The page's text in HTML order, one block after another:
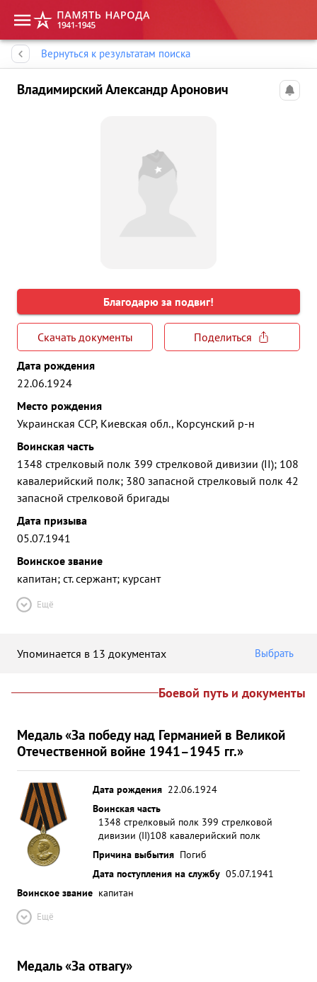
Вернуться к результатам поиска
Владимирский Александр Аронович
Благодарю за подвиг!
Скачать документы
Поделиться
Дата рождения
22.06.1924
Место рождения
Украинская ССР, Киевская обл., Корсунский р-н
Воинская часть
1348 стрелковый полк 399 стрелковой дивизии (II); 108
кавалерийский полк; 380 запасной стрелковый полк 42
запасной стрелковой бригады
Дата призыва
05.07.1941
Воинское звание
капитан; ст. сержант; курсант
Ещё
Упоминается в 13 документах Выбрать
Боевой путь и документы
Медаль «За победу над Германией в Великой
Отечественной войне 1941–1945 гг.»
Дата рождения 22.06.1924
Воинская часть
1348 стрелковый полк 399 стрелковой
дивизии (II)108 кавалерийский полк
Причина выбытия Погиб
Дата поступления на службу 05.07.1941
Воинское звание капитан
Ещё
Медаль «За отвагу»
Память народа